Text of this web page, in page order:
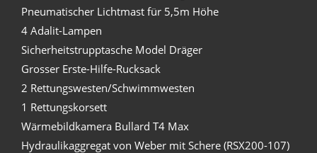
Pneumatischer Lichtmast für 5,5m Höhe
4 Adalit-Lampen
Sicherheitstrupptasche Model Dräger
Grosser Erste-Hilfe-Rucksack
2 Rettungswesten/Schwimmwesten
1 Rettungskorsett
Wärmebildkamera Bullard T4 Max
Hydraulikaggregat von Weber mit Schere (RSX200-107)